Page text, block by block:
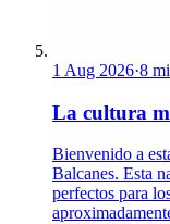
1 Aug 2026·8
La cultura
Bienvenido a
Balcanes. Esta
perfectos para